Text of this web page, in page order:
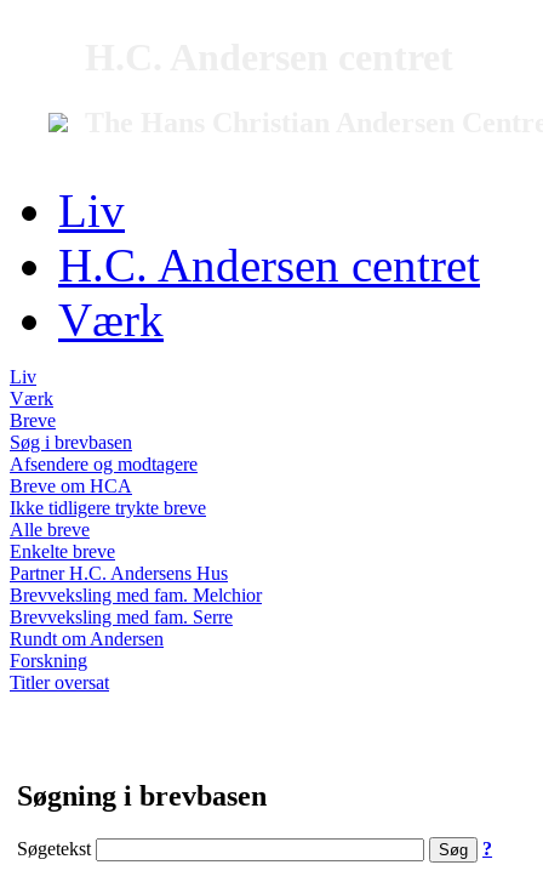
Liv
H.C. Andersen centret
Værk
Liv
Værk
Breve
Søg i brevbasen
Afsendere og modtagere
Breve om HCA
Ikke tidligere trykte breve
Alle breve
Enkelte breve
Partner H.C. Andersens Hus
Brevveksling med fam. Melchior
Brevveksling med fam. Serre
Rundt om Andersen
Forskning
Titler oversat
Søgning i brevbasen
Søgetekst ?